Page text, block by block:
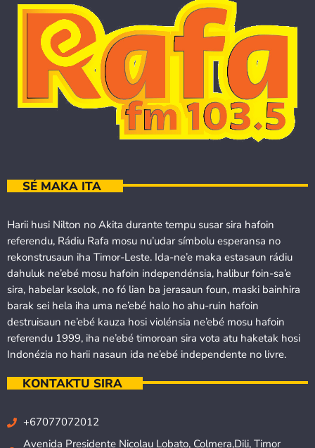
SÉ MAKA ITA
Harii husi Nilton no Akita durante tempu susar sira hafoin
referendu, Rádiu Rafa mosu nu’udar símbolu esperansa no
rekonstrusaun iha Timor-Leste. Ida-ne’e maka estasaun rádiu
dahuluk ne’ebé mosu hafoin independénsia, halibur foin-sa’e
sira, habelar ksolok, no fó lian ba jerasaun foun, maski bainhira
barak sei hela iha uma ne’ebé halo ho ahu-ruin hafoin
destruisaun ne’ebé kauza hosi violénsia ne’ebé mosu hafoin
referendu 1999, iha ne’ebé timoroan sira vota atu haketak hosi
Indonézia no harii nasaun ida ne’ebé independente no livre.
KONTAKTU SIRA
+67077072012
Avenida Presidente Nicolau Lobato, Colmera,Dili, Timor